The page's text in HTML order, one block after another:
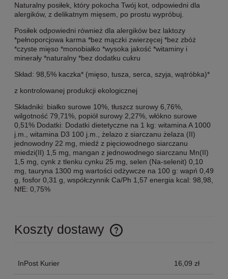
Naturalny posiłek, który pokocha Twój kot, odpowiedni dla
alergików, z delikatnym mięsem, po prostu wypróbuj.
Posiłek odpowiedni również dla alergików bez laktozy
*pełnoporcjowa karma *bez mączki zwierzęcej *bez zbóż
*czyste mięso *monobiałko *wysoka jakość *witaminy i
minerały *naturalny *bez dodatku cukru
Skład: 98,5% kaczka* (mięso, tusza, serca, szyja, wątróbka)*
z kontrolowanej produkcji ekologicznej
Składniki: białko surowe 10%, tłuszcz surowy 6,76%,
wilgotność 79,71%, popiół surowy 2,27%, włókno surowe
0,51% Dodatki: Dodatki dietetyczne na 1 kg: witamina A 1000
j.m., witamina D3 100 j.m., żelazo z siarczanu żelaza (II)
jednowodny 22 mg, miedź z pięciowodnego siarczanu
miedzi(II) 1,5 mg, mangan z jednowodnego siarczanu Mn(II)
1,5 mg, cynk z tlenku cynku 25 mg, selen (Na-selenit) 0,10
mg, tauryna 1300 mg wartości odżywcze na 100 g: wapń 0,49
g, fosfor 0,31 g, współczynnik Ca/Ph 1,57 energia kcal: 98,98,
NfE: 0,75%
Koszty dostawy
Cena nie zawiera ewentualnych kosztów płatności
InPost Kurier 16,09 zł